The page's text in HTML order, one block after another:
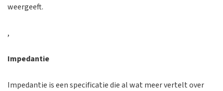
weergeeft.
,
Impedantie
Impedantie is een specificatie die al wat meer vertelt over